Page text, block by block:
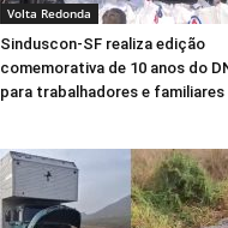
Volta Redonda
Sinduscon-SF realiza edição
comemorativa de 10 anos do
para trabalhadores e familiares